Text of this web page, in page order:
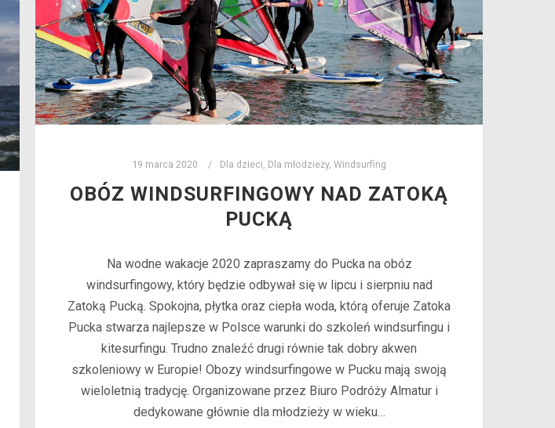
19 marca 2020 Dla dzieci Dla młodzieży, Windsurfing
OBÓZ WINDSURFINGOWY NAD ZATOKĄ
PUCKĄ
Na wodne wakacje 2020 zapraszamy do Pucka na obóz
windsurfingowy, który będzie odbywał się w lipcu i sierpniu nad
Zatoką Pucką. Spokojna, płytka oraz ciepła woda, którą oferuje Zatoka
Pucka stwarza najlepsze w Polsce warunki do szkoleń windsurfingu i
kitesurfingu. Trudno znaleźć drugi równie tak dobry akwen
szkoleniowy w Europie! Obozy windsurfingowe w Pucku mają swoją
wieloletnią tradycję. Organizowane przez Biuro Podróży Almatur i
dedykowane głównie dla młodzieży w wieku…